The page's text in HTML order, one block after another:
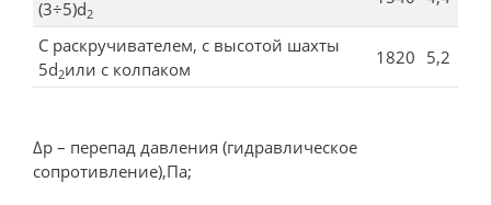
(3÷5)d2
С раскручивателем, с высотой шахты
5d2или с колпаком
1820 5,2
Δр – перепад давления (гидравлическое
сопротивление),Па;